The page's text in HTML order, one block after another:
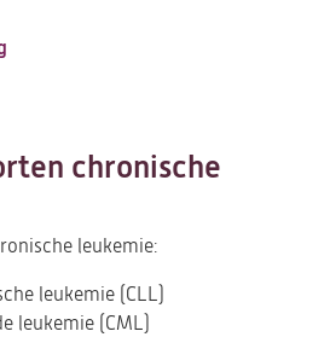
chronische
leukemie:
leukemie (CLL)
leukemie (CML)